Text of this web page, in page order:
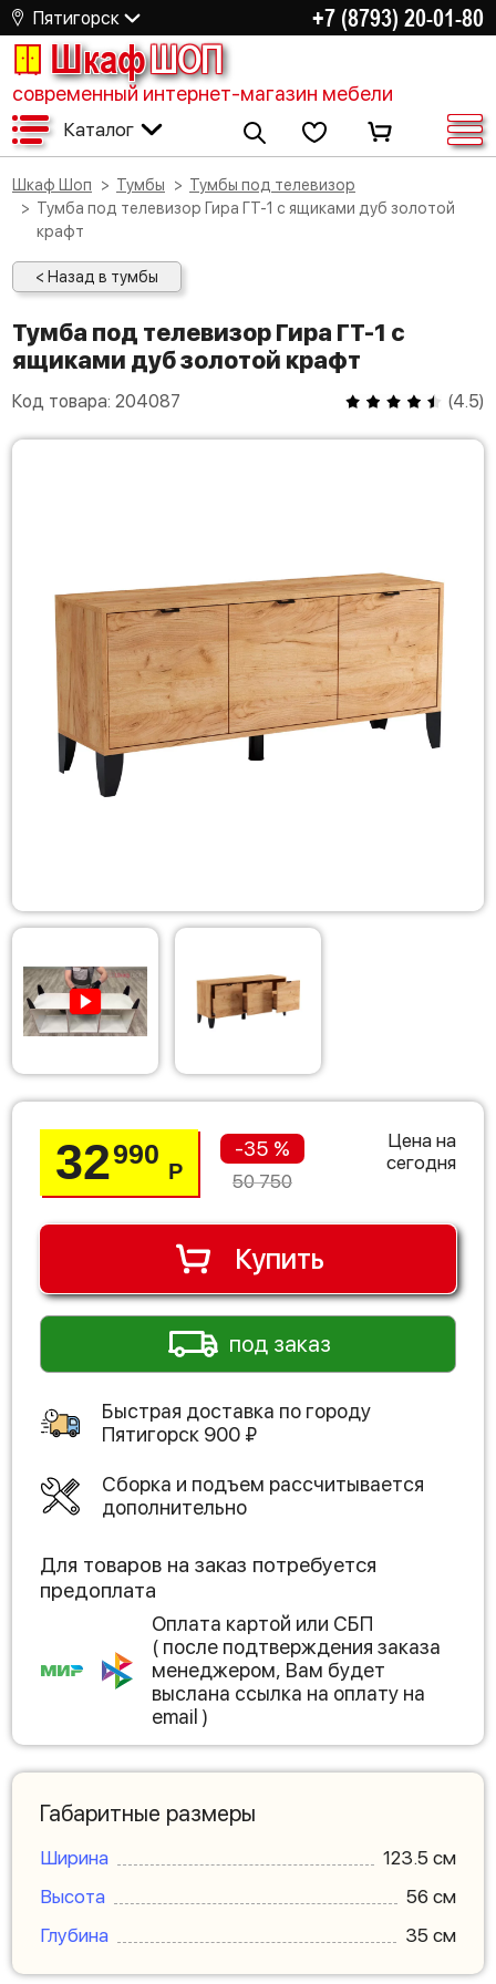
Пятигорск +7 (8793) 20-01-80
ШкафШОП
современный интернет-магазин мебели
Каталог
Шкаф Шоп Тумбы
Тумбы под телевизор
Тумба под телевизор Гира ГТ-1 с ящиками дуб золотой
крафт
< Назад в тумбы
Тумба под телевизор Гира ГТ-1 с
ящиками дуб золотой крафт
Код товара: 204087 (4.5)
32990
Р
-35 %
50 750
Цена на
сегодня
Купить
под заказ
Быстрая доставка по городу
Пятигорск 900 ₽
Сборка и подъем рассчитывается
дополнительно
Для товаров на заказ потребуется
предоплата
Оплата картой или СБП
( после подтверждения заказа
менеджером, Вам будет
выслана ссылка на оплату на
email )
Габаритные размеры
Ширина
123.5 см
Высота
56 см
Глубина
35 см